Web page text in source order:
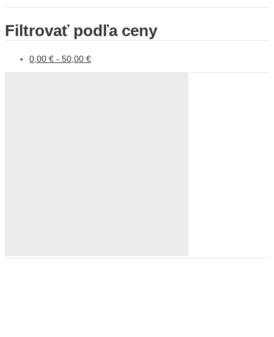
Filtrovať podľa ceny
0,00 € - 50,00 €